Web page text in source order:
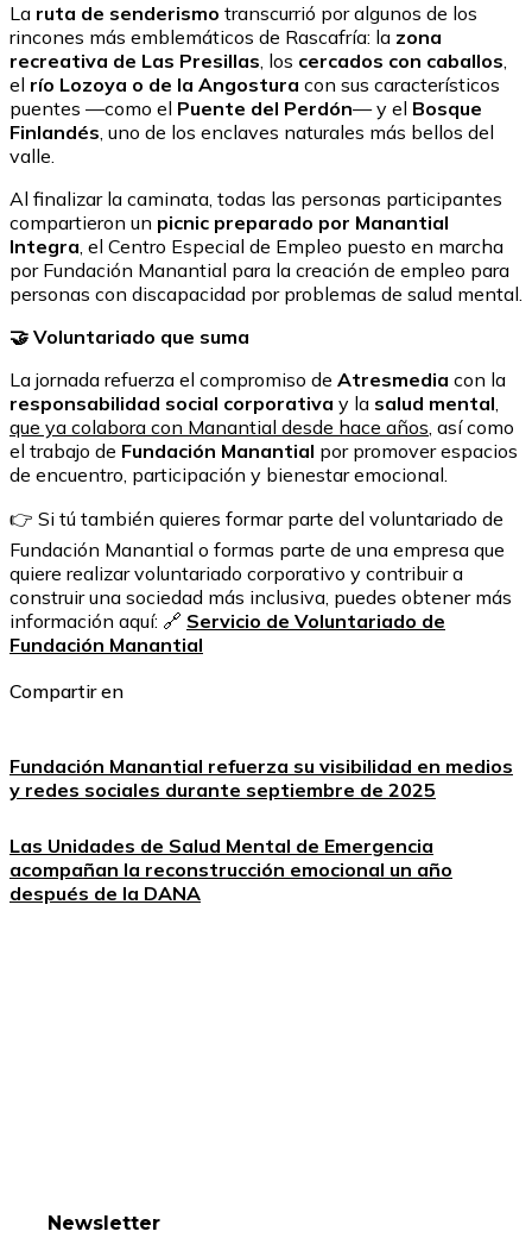
La ruta de senderismo transcurrió por algunos de los
rincones más emblemáticos de Rascafría: la zona
recreativa de Las Presillas, los cercados con caballos,
el río Lozoya o de la Angostura con sus característicos
puentes —como el Puente del Perdón— y el Bosque
Finlandés, uno de los enclaves naturales más bellos del
valle.
Al finalizar la caminata, todas las personas participantes
compartieron un picnic preparado por Manantial
Integra, el Centro Especial de Empleo puesto en marcha
por Fundación Manantial para la creación de empleo para
personas con discapacidad por problemas de salud mental.
🤝 Voluntariado que suma
La jornada refuerza el compromiso de Atresmedia con la
responsabilidad social corporativa y la salud mental,
que ya colabora con Manantial desde hace años, así como
el trabajo de Fundación Manantial por promover espacios
de encuentro, participación y bienestar emocional.
👉 Si tú también quieres formar parte del voluntariado de
Fundación Manantial o formas parte de una empresa que
quiere realizar voluntariado corporativo y contribuir a
construir una sociedad más inclusiva, puedes obtener más
información aquí: 🔗 Servicio de Voluntariado de
Fundación Manantial
Compartir en
Fundación Manantial refuerza su visibilidad en medios
y redes sociales durante septiembre de 2025
Las Unidades de Salud Mental de Emergencia
acompañan la reconstrucción emocional un año
después de la DANA
Newsletter